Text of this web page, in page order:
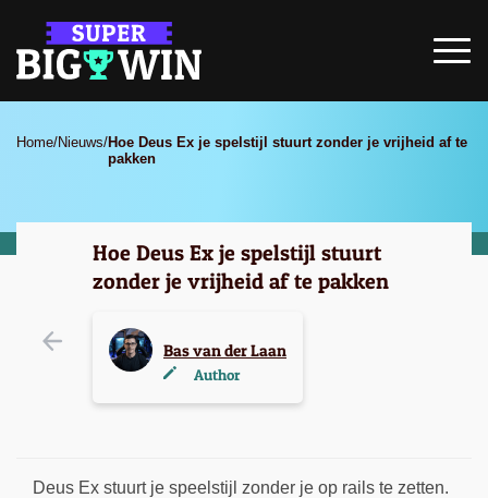
Home/Nieuws/Hoe Deus Ex je spelstijl stuurt zonder je vrijheid af te
pakken
Hoe Deus Ex je spelstijl stuurt
zonder je vrijheid af te pakken
Bas van der Laan
Author
Deus Ex stuurt je speelstijl zonder je op rails te zetten.